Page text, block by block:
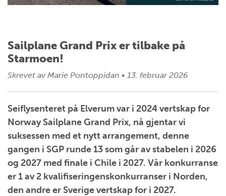
Sailplane Grand Prix er tilbake på
Starmoen!
Skrevet av Marie Pontoppidan • 13. februar 2026
Seiflysenteret på Elverum var i 2024 vertskap for
Norway Sailplane Grand Prix, nå gjentar vi
suksessen med et nytt arrangement, denne
gangen i SGP runde 13 som går av stabelen i 2026
og 2027 med finale i Chile i 2027. Vår konkurranse
er 1 av 2 kvalifiseringenskonkurranser i Norden,
den andre er Sverige vertskap for i 2027.